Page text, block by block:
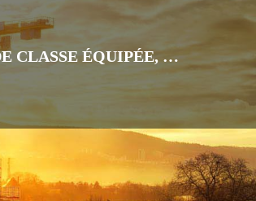
CLASSE ÉQUIPÉE, …